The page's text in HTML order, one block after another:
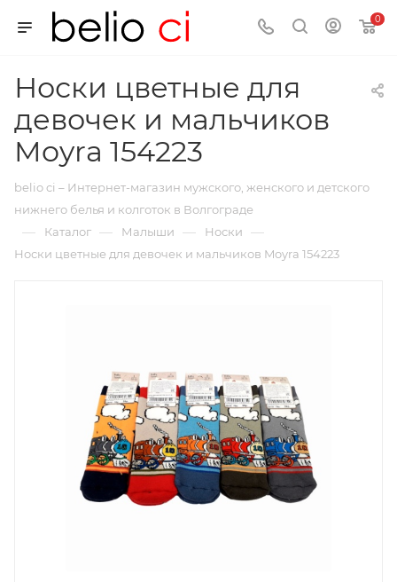
0
Носки цветные для
девочек и мальчиков
Moyra 154223
belio ci – Интернет-магазин мужского, женского и детского
нижнего белья и колготок в Волгограде
— Каталог — Малыши — Носки —
Носки цветные для девочек и мальчиков Moyra 154223